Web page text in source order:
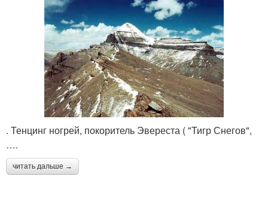
. Тенцинг ногрей, покоритель Эвереста ( "Тигр Снегов",
….
читать дальше →